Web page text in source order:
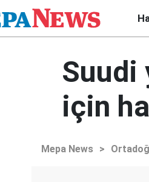
Suudi
için
Mepa News >